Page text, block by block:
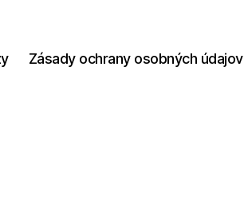
Zásady ochrany osobných údajov